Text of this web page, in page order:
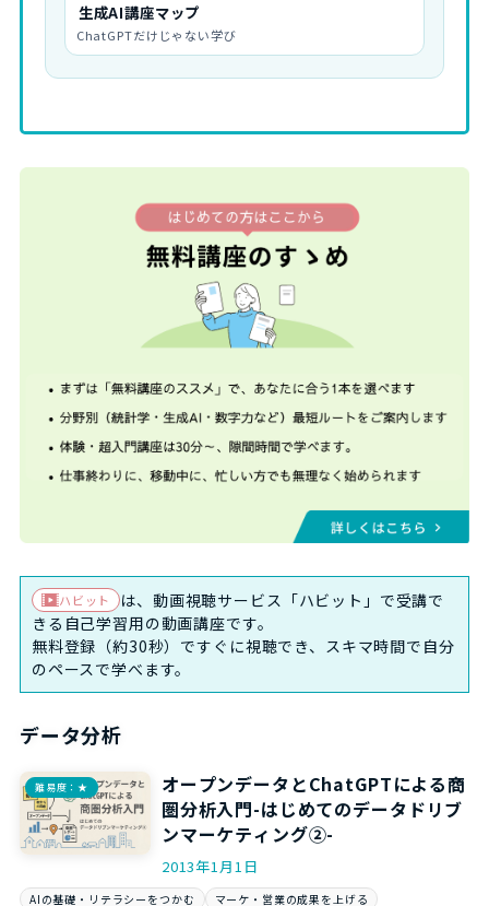
生成AI講座マップ
ChatGPTだけじゃない学び
ハビット
は、動画視聴サービス「ハビット」で受講で
きる自己学習用の動画講座です。
無料登録（約30秒）ですぐに視聴でき、スキマ時間で自分
のペースで学べます。
データ分析
難易度：★
オープンデータとChatGPTによる商
圏分析入門-はじめてのデータドリブ
ンマーケティング②-
2013年1月1日
AIの基礎・リテラシーをつかむ マーケ・営業の成果を上げる